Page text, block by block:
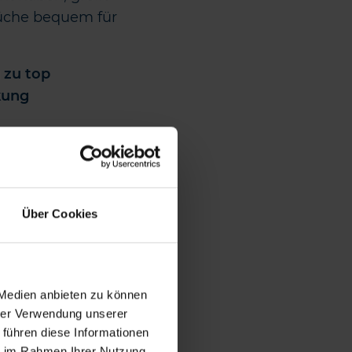
Über Cookies
anbieten zu können
Verwendung unserer
diese Informationen
bequem für
zu top
selbst kaputt
und Sie